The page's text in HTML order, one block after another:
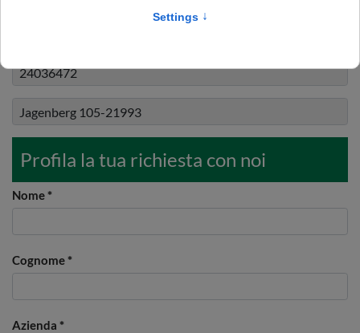
Profila la tua richiesta con noi
Nome*
Cognome*
Azienda *